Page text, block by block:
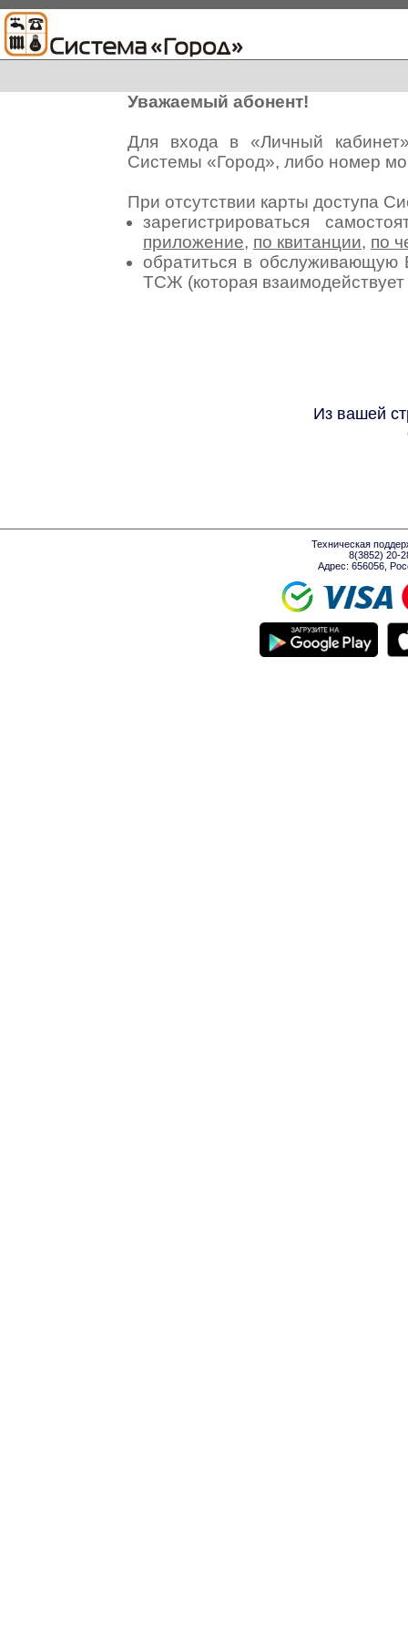
Уважаемый абонент!
Для входа в «Личный
Системы «Город», либо номер
При отсутствии карты доступа
зарегистрироваться
приложение, по квитанции, по
обратиться в
ТСЖ (которая
Из вашей
Техническая
8(3852) 20-
Адрес: 656056,